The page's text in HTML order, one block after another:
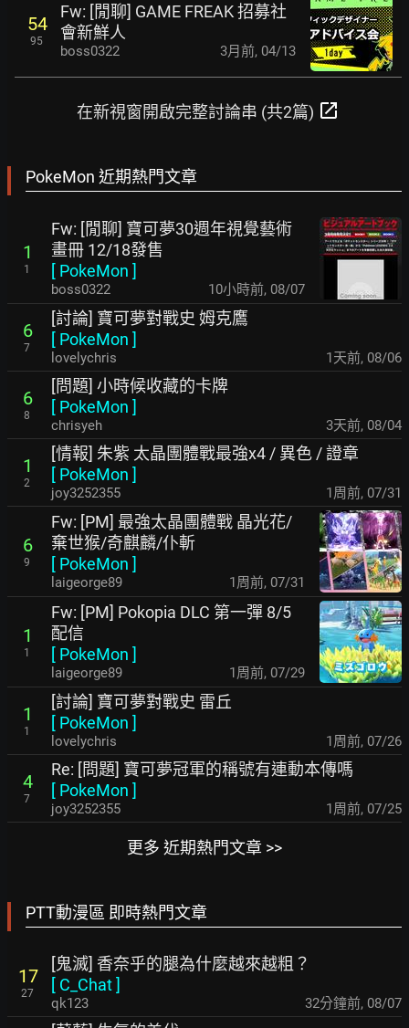
54
95
Fw: [閒聊] GAME FREAK 招募社
會新鮮人
boss0322 3月前, 04/13
在新視窗開啟完整討論串 (共2篇) open_in_new
PokeMon 近期熱門文章
1
1
Fw: [閒聊] 寶可夢30週年視覺藝術
畫冊 12/18發售
[ PokeMon ]
boss0322 10小時前, 08/07
6
7
[討論] 寶可夢對戰史 姆克鷹
[ PokeMon ]
lovelychris 1天前, 08/06
6
8
[問題] 小時候收藏的卡牌
[ PokeMon ]
chrisyeh 3天前, 08/04
1
2
[情報] 朱紫 太晶團體戰最強x4 / 異色 / 證章
[ PokeMon ]
joy3252355 1周前, 07/31
6
9
Fw: [PM] 最強太晶團體戰 晶光花/
棄世猴/奇麒麟/仆斬
[ PokeMon ]
laigeorge89 1周前, 07/31
1
1
Fw: [PM] Pokopia DLC 第一彈 8/5
配信
[ PokeMon ]
laigeorge89 1周前, 07/29
1
1
[討論] 寶可夢對戰史 雷丘
[ PokeMon ]
lovelychris 1周前, 07/26
4
7
Re: [問題] 寶可夢冠軍的稱號有連動本傳嗎
[ PokeMon ]
joy3252355 1周前, 07/25
更多 近期熱門文章 >>
PTT動漫區 即時熱門文章
17
27
[鬼滅] 香奈乎的腿為什麼越來越粗？
[ C_Chat]
qk123 32分鐘前, 08/07